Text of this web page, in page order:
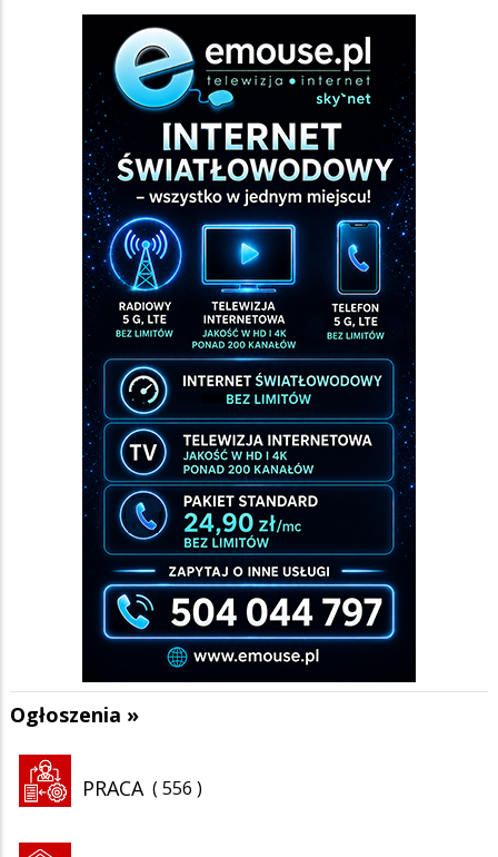
Ogłoszenia »
PRACA 556